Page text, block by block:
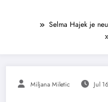
Selma Hajek je
Miljana Miletic Jul